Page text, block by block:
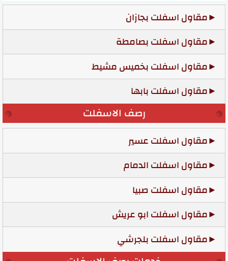
مقاول اسفلت بجازان
مقاول اسفلت بصامطة
مقاول اسفلت بخميس مشيط
مقاول اسفلت بابها
رصف الاسفلت
مقاول اسفلت عسير
مقاول اسفلت الدمام
مقاول اسفلت صبيا
مقاول اسفلت ابو عريش
مقاول اسفلت بلجرشي